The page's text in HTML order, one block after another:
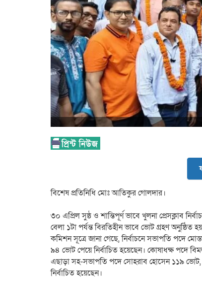
বিশেষ প্রতিনিধি মোঃ আতিকুর গোলদার।
৩০ এপ্রিল সুষ্ঠ ও শান্তিপূর্ণ ভাবে খুলনা প্রেসক্লাব
বেলা ১টা পর্যন্ত বিরতিহীন ভাবে ভোট গ্রহণ
কমিশন সূত্রে জানা গেছে, নির্বাচনে সভাপতি পদে
৯৪ ভোট পেয়ে নির্বাচিত হয়েছেন। কোষাধক্ষ পদে
এছাড়া সহ-সভাপতি পদে সোহরাব হোসেন ১১৯
নির্বাচিত হয়েছেন।